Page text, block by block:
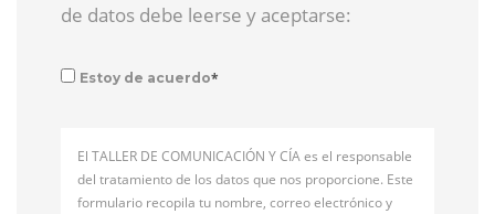
de datos debe leerse y aceptarse:
Estoy de acuerdo*
El TALLER DE COMUNICACIÓN Y CÍA es el responsable
del tratamiento de los datos que nos proporcione. Este
formulario recopila tu nombre, correo electrónico y